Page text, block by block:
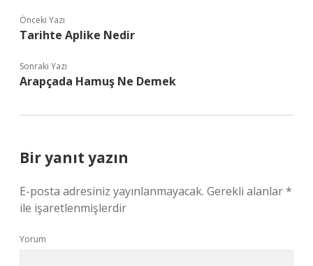
Önceki Yazı
Tarihte Aplike Nedir
Sonraki Yazı
Arapçada Hamuş Ne Demek
Bir yanıt yazın
E-posta adresiniz yayınlanmayacak. Gerekli alanlar*
ile işaretlenmişlerdir
Yorum